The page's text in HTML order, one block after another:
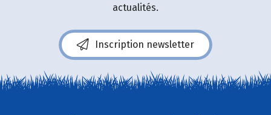
actualités.
Inscription newsletter